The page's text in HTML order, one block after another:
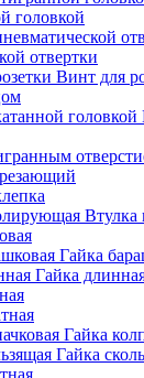
головкой
отвертки
Винт для
Втулка
Гайка
Гайка
Гайка
Гайка